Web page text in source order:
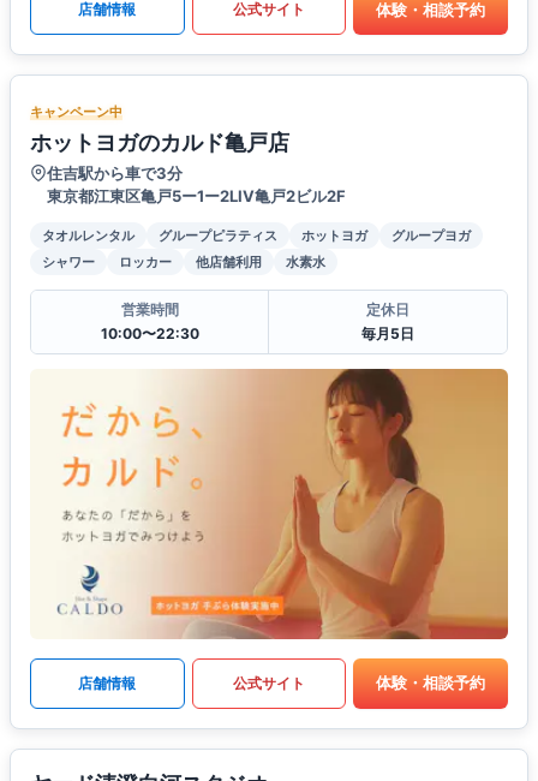
店舗情報 公式サイト 体験・相談予約
キャンペーン中
ホットヨガのカルド亀戸店
住吉駅から車で3分
東京都江東区亀戸5ー1ー2LIV亀戸2ビル2F
タオルレンタル グループピラティス ホットヨガ
グループヨガ
シャワー
ロッカー 他店舗利用 水素水
営業時間
10:00〜22:30
定休日
毎月5日
店舗情報 公式サイト 体験・相談予約